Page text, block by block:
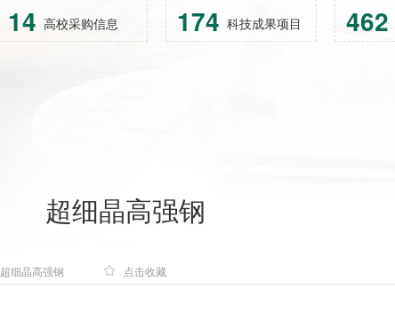
14 高校采购信息 174 科技成果项目 462
超细晶高强钢
超细晶高强钢 点击收藏